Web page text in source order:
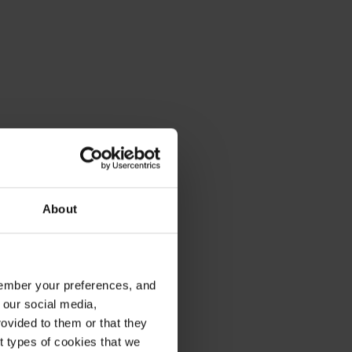
About
your preferences, and
social media,
to them or that they
types of cookies that we